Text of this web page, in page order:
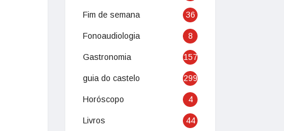
Fim de semana 36
Fonoaudiologia 8
Gastronomia 157
guia do castelo 299
Horóscopo 4
Livros 44